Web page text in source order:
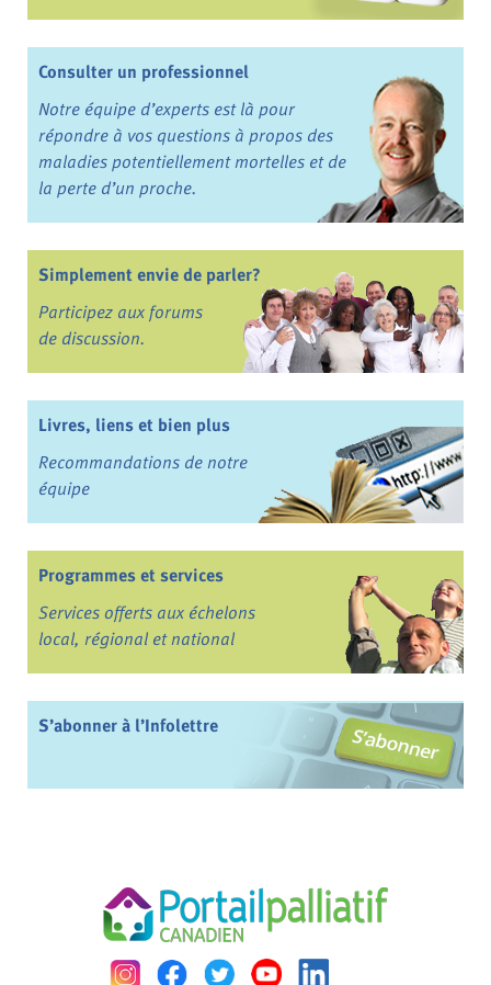
Consulter un professionnel
Notre équipe d’experts est là pour
répondre à vos questions à propos des
maladies potentiellement mortelles et de
la perte d’un proche.
Simplement envie de parler?
Participez aux forums
de discussion.
Livres, liens et bien plus
Recommandations de notre
équipe
Programmes et services
Services offerts aux échelons
local, régional et national
S’abonner à l’Infolettre